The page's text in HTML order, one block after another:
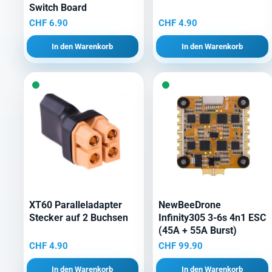
Switch Board
CHF6.90
In den Warenkorb
CHF 4.90
In den Warenkorb
XT60 Paralleladapter
Stecker auf 2 Buchsen
CHF4.90
In den Warenkorb
NewBeeDrone
Infinity305 3-6s 4n1 ESC
(45A + 55A Burst)
CHF 99.90
In den Warenkorb